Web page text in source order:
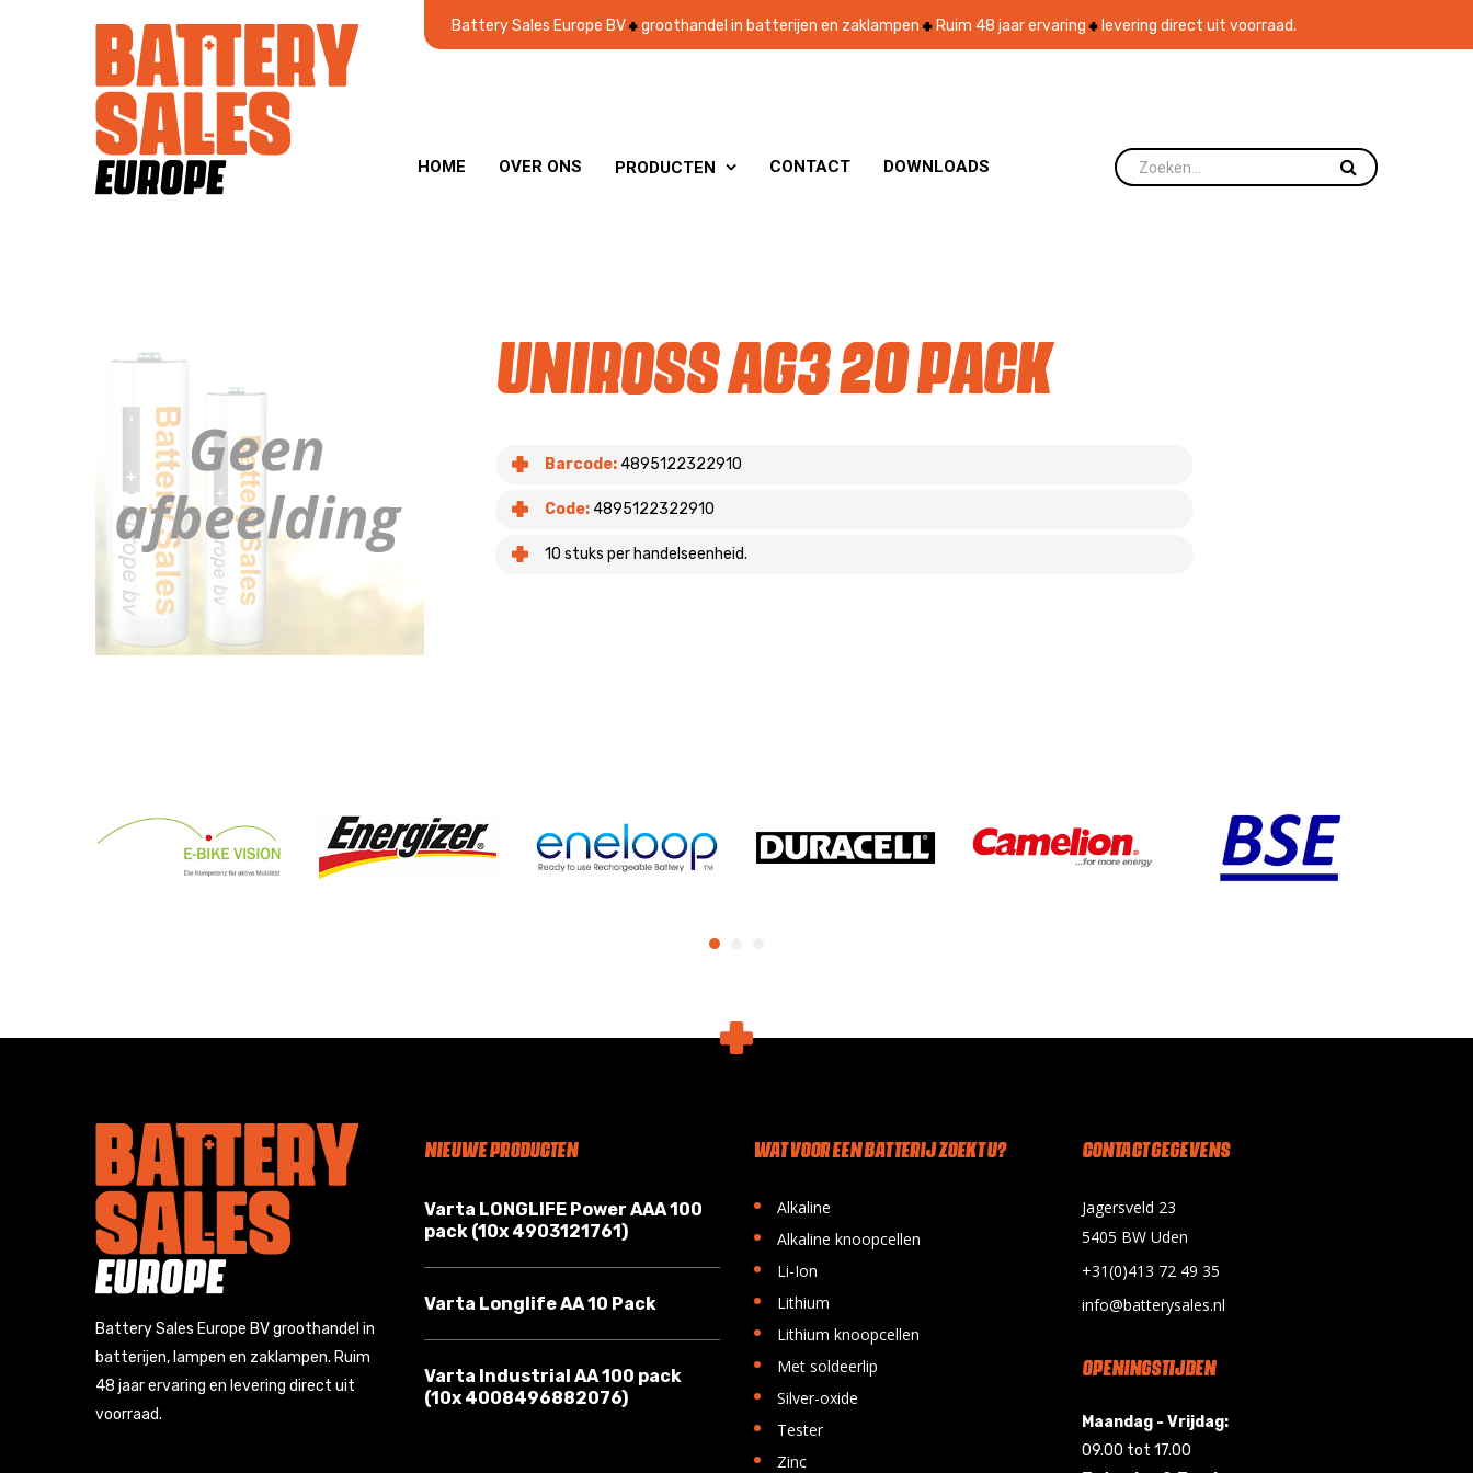
Battery Sales Europe BV groothandel in batterijen en zaklampen Ruim 48 jaar ervaring levering direct uit voorraad.
HOME OVER ONS PRODUCTEN  CONTACT DOWNLOADS
Uniross AG3 20 Pack
Barcode:4895122322910
Code:4895122322910
10 stuks per handelseenheid.
Battery Sales Europe BV groothandel in
batterijen, lampen en zaklampen. Ruim
48 jaar ervaring en levering direct uit
voorraad.
NIEUWE PRODUCTEN
Varta LONGLIFE Power AAA 100
pack (10x 4903121761)
Varta Longlife AA 10 Pack
Varta Industrial AA 100 pack
(10x 4008496882076)
WAT VOOR EEN BATTERIJ ZOEKT U?
• Alkaline
• Alkaline knoopcellen
• Li-Ion
• Lithium
• Lithium knoopcellen
• Met soldeerlip
• Silver-oxide
• Tester
• Zinc
CONTACT GEGEVENS
Jagersveld 23
5405 BW Uden
+31(0)413 72 49 35
info@batterysales.nl
OPENINGSTIJDEN
Maandag - Vrijdag:
09.00 tot 17.00